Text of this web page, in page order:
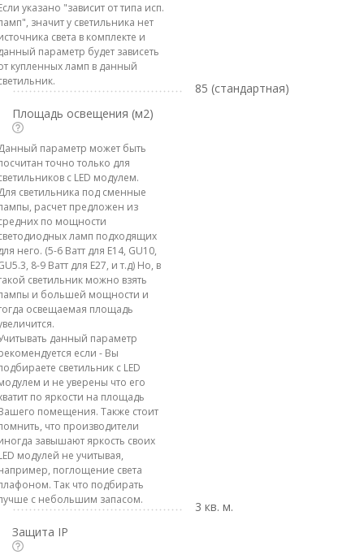
указано "зависит от типа исп.
значит у светильника нет
света в комплекте и
параметр будет зависеть
купленных ламп в данный
85 (стандартная)
Площадь освещения (м2)
параметр может быть
точно только для
с LED модулем.
светильника под сменные
расчет предложен из
по мощности
ламп подходящих
него. (5-6 Ватт для E14, GU10,
8-9 Ватт для E27, и т.д) Но, в
светильник можно взять
и большей мощности и
освещаемая площадь
данный параметр
если - Вы
светильник с LED
и не уверены что его
по яркости на площадь
помещения. Также стоит
что производители
завышают яркость своих
модулей не учитывая,
поглощение света
Так что подбирать
с небольшим запасом.
3 кв. м.
Защита IP